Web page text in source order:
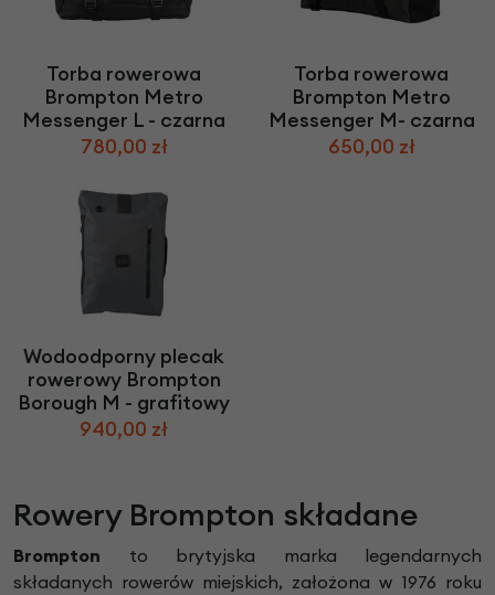
Torba rowerowa
Brompton Metro
Messenger L - czarna
780,00 zł
Torba rowerowa
Brompton Metro
Messenger M- czarna
650,00 zł
Wodoodporny plecak
rowerowy Brompton
Borough M - grafitowy
940,00 zł
Rowery Brompton składane
Brompton to brytyjska marka legendarnych
składanych rowerów miejskich, założona w 1976 roku